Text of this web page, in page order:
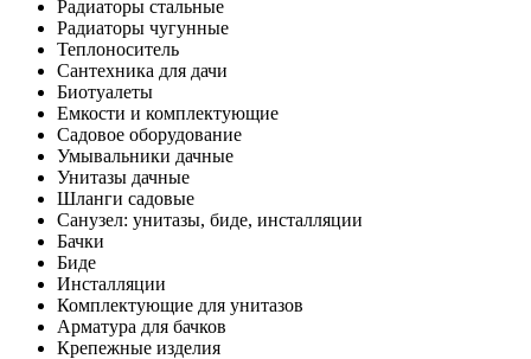
Радиаторы стальные
Радиаторы чугунные
Теплоноситель
Сантехника для дачи
Биотуалеты
Емкости и комплектующие
Садовое оборудование
Умывальники дачные
Унитазы дачные
Шланги садовые
Санузел: унитазы, биде, инсталляции
Бачки
Биде
Инсталляции
Комплектующие для унитазов
Арматура для бачков
Крепежные изделия